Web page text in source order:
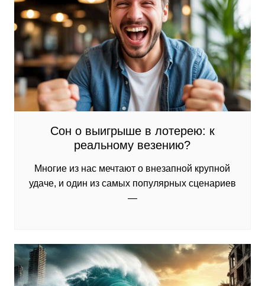
Сон о выигрыше в лотерею: к
реальному везению?
Многие из нас мечтают о внезапной крупной
удаче, и один из самых популярных сценариев
—